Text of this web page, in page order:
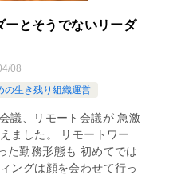
ーとそうでないリーダ
08
の生き残り組織運営
議、リモート会議が 急激
ました。 リモートワー
た勤務形態も 初めてでは
ングは顔を会わせて行っ